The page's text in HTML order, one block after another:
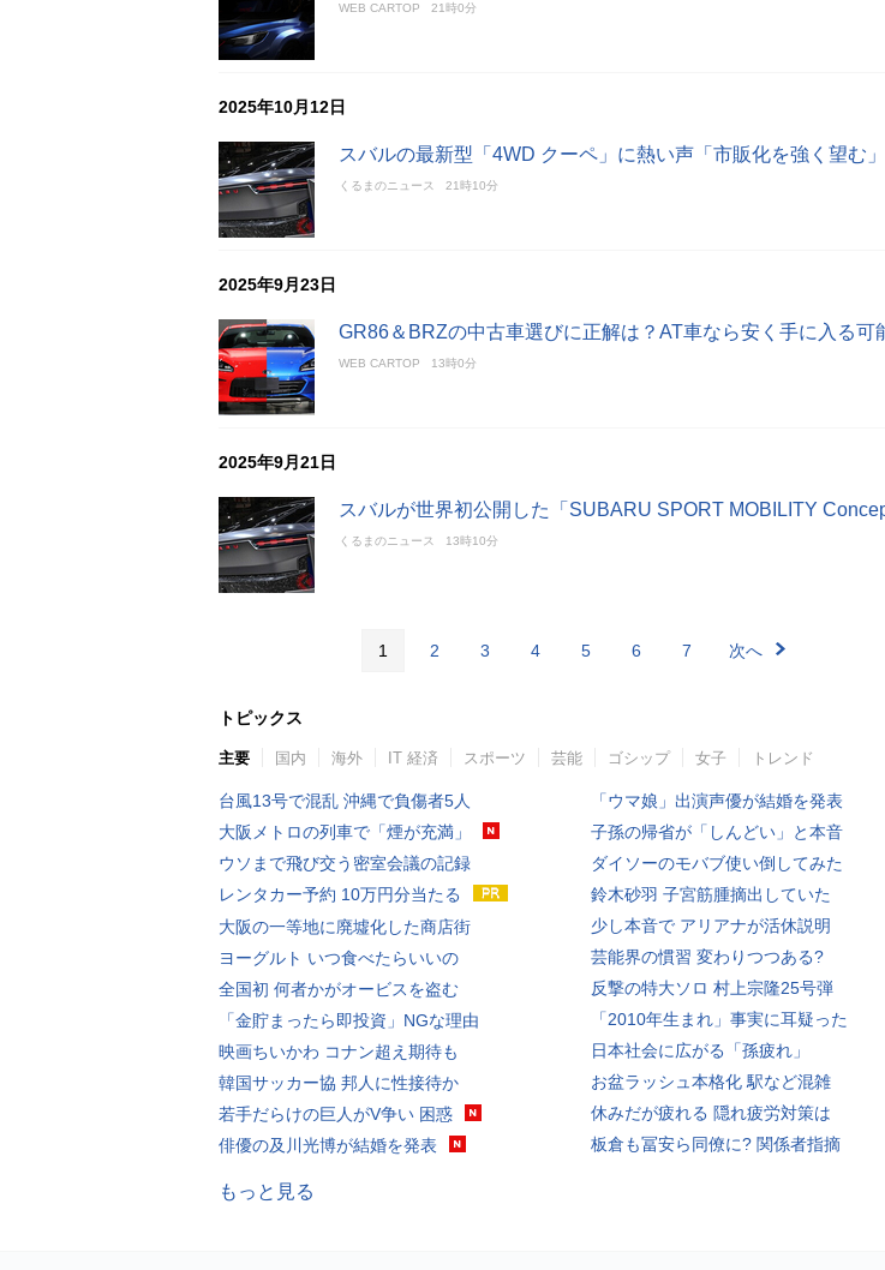
WEB CARTOP 21時0分
2025年10月12日
スバルの最新型「4WD クーペ」に熱い声「市販化を強く望む」
くるまのニュース 21時10分
2025年9月23日
GR86＆BRZの中古車選びに正解は？AT車なら安く手に入る可
WEB CARTOP 13時0分
2025年9月21日
スバルが世界初公開した「SUBARU SPORT MOBILITY
くるまのニュース 13時10分
1 2 3 4 5 6 7 次へ
トピックス
主要 国内 海外 IT 経済 スポーツ 芸能 ゴシップ 女子 トレンド
台風13号で混乱 沖縄で負傷者5人
大阪メトロの列車で「煙が充満」
ウソまで飛び交う密室会議の記録
レンタカー予約 10万円分当たる
大阪の一等地に廃墟化した商店街
ヨーグルト いつ食べたらいいの
全国初 何者かがオービスを盗む
「金貯まったら即投資」NGな理由
映画ちいかわ コナン超え期待も
韓国サッカー協 邦人に性接待か
若手だらけの巨人がV争い 困惑
俳優の及川光博が結婚を発表
「ウマ娘」出演声優が結婚を発表
子孫の帰省が「しんどい」と本音
ダイソーのモバブ使い倒してみた
鈴木砂羽 子宮筋腫摘出していた
少し本音で アリアナが活休説明
芸能界の慣習 変わりつつある?
反撃の特大ソロ 村上宗隆25号弾
「2010年生まれ」事実に耳疑った
日本社会に広がる「孫疲れ」
お盆ラッシュ本格化 駅など混雑
休みだが疲れる 隠れ疲労対策は
板倉も冨安ら同僚に? 関係者指摘
もっと見る